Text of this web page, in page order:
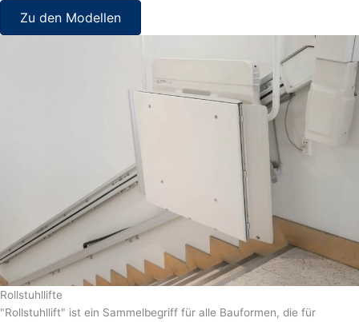
Zu den Modellen
Rollstuhllifte
"Rollstuhllift" ist ein Sammelbegriff für alle Bauformen, die für